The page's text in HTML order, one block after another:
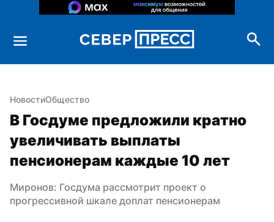
НовостиОбщество
В Госдуме предложили кратно
увеличивать выплаты
пенсионерам каждые 10 лет
Миронов: Госдума рассмотрит проект о
прогрессивной шкале доплат пенсионерам